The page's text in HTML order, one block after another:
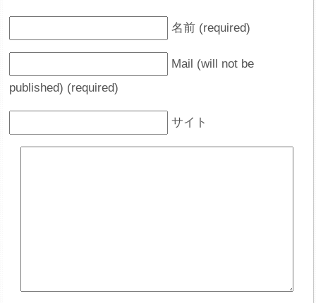
名前 (required)
Mail (will not be
published) (required)
サイト